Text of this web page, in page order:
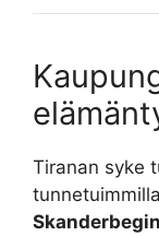
Tiranan syke